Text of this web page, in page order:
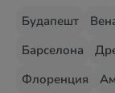
Будапешт
Барселона
Флоренция